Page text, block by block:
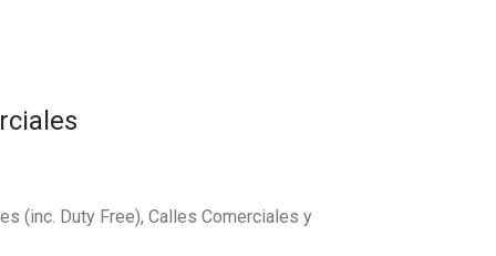
(inc. Duty Free), Calles Comerciales y